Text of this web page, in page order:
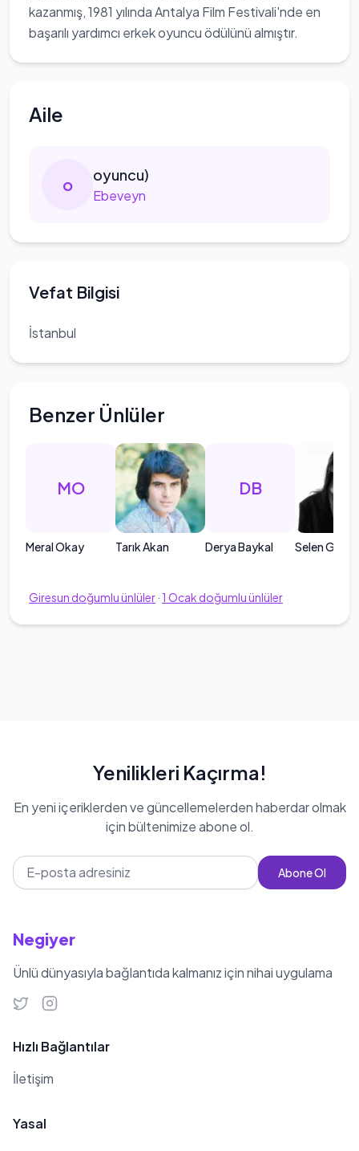
kazanmış, 1981 yılında Antalya Film Festivali'nde en
başarılı yardımcı erkek oyuncu ödülünü almıştır.
Aile
o oyuncu)
Ebeveyn
Vefat Bilgisi
İstanbul
Benzer Ünlüler
MO
Meral Okay Tarık Akan
DB
Derya Baykal Selen
Giresun doğumlu ünlüler· 1 Ocak doğumlu ünlüler
Yenilikleri Kaçırma!
En yeni içeriklerden ve güncellemelerden haberdar olmak
için bültenimize abone ol.
Abone Ol
Negiyer
Ünlü dünyasıyla bağlantıda kalmanız için nihai uygulama
Hızlı Bağlantılar
İletişim
Yasal